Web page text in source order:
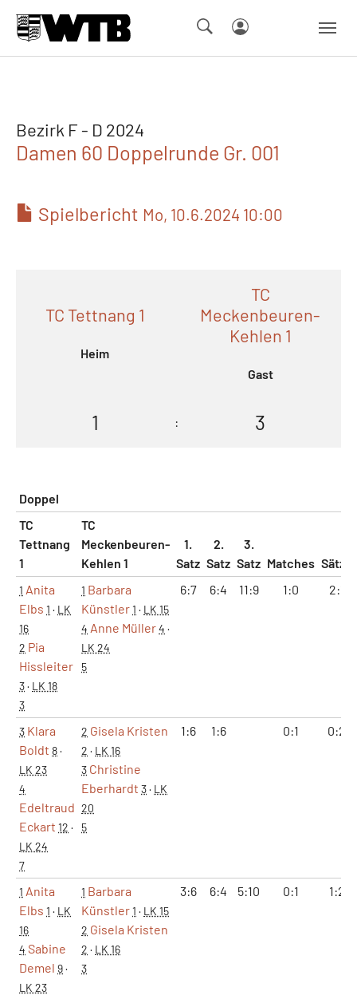
Bezirk F - D 2024
Damen 60 Doppelrunde Gr. 001
Spielbericht Mo, 10.6.2024 10:00
TC Tettnang 1
Heim
TC
Meckenbeuren-
Kehlen 1
Gast
1 : 3
Doppel
TC
Tettnang
1
TC
Meckenbeuren-
Kehlen 1
1.
Satz
2.
Satz
3.
Satz Matches Sätze
1 Anita
Elbs 1 · LK
16
2 Pia
Hissleiter
3· LK 18
3
1 Barbara
Künstler1 · LK 15
4 Anne Müller4 ·
LK 24
5
6:7 6:4 11:9 1:0 2:1
3 Klara
Boldt 8·
LK 23
4
Edeltraud
Eckart 12 ·
LK 24
7
2 Gisela Kristen
2 · LK 16
3 Christine
Eberhardt 3· LK
20
5
1:6 1:6 0:1 0:2
1 Anita
Elbs 1 · LK
16
4 Sabine
Demel 9·
LK 23
1 Barbara
Künstler1 · LK 15
2 Gisela Kristen
2 · LK 16
3
3:6 6:4 5:10 0:1 1:2